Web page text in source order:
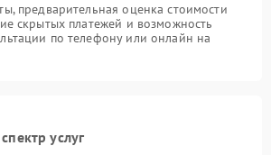
предварительная оценка стоимости
скрытых платежей и возможность
по телефону или онлайн на
услуг